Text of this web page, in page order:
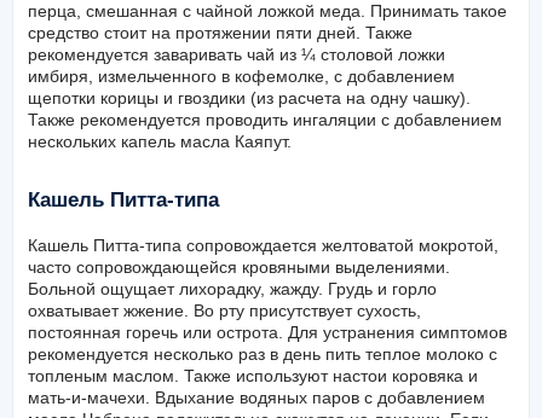
перца, смешанная с чайной ложкой меда. Принимать такое
средство стоит на протяжении пяти дней. Также
рекомендуется заваривать чай из ¼ столовой ложки
имбиря, измельченного в кофемолке, с добавлением
щепотки корицы и гвоздики (из расчета на одну чашку).
Также рекомендуется проводить ингаляции с добавлением
нескольких капель масла Каяпут.
Кашель Питта-типа
Кашель Питта-типа сопровождается желтоватой мокротой,
часто сопровождающейся кровяными выделениями.
Больной ощущает лихорадку, жажду. Грудь и горло
охватывает жжение. Во рту присутствует сухость,
постоянная горечь или острота. Для устранения симптомов
рекомендуется несколько раз в день пить теплое молоко с
топленым маслом. Также используют настои коровяка и
мать-и-мачехи. Вдыхание водяных паров с добавлением